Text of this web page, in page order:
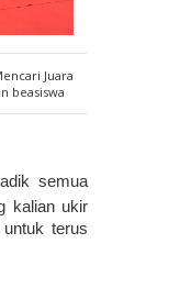
Juara
beasiswa
semua
kalian ukir
terus